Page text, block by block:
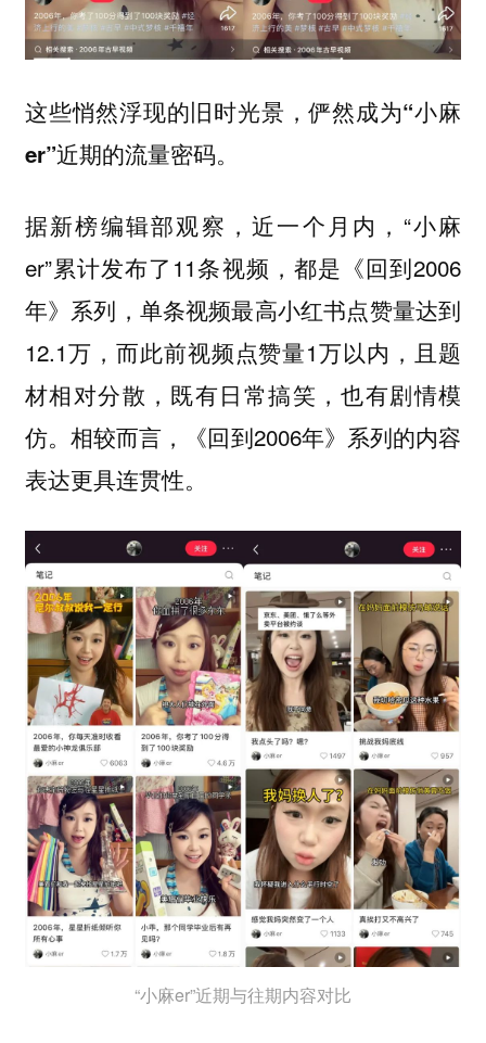
这些悄然浮现的旧时光景，俨然成为“小麻
er”近期的流量密码。
据新榜编辑部观察，近一个月内，“小麻
er”累计发布了11条视频，都是《回到2006
年》系列，单条视频最高小红书点赞量达到
12.1万，而此前视频点赞量1万以内，且题
材相对分散，既有日常搞笑，也有剧情模
仿。相较而言，《回到2006年》系列的内容
表达更具连贯性。
“小麻er”近期与往期内容对比